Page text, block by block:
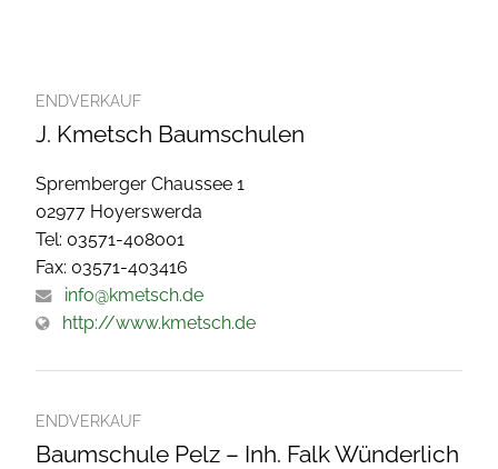
ENDVERKAUF
J. Kmetsch Baumschulen
Spremberger Chaussee 1
02977 Hoyerswerda
Tel: 03571-408001
Fax: 03571-403416
info@kmetsch.de
http://www.kmetsch.de
ENDVERKAUF
Baumschule Pelz – Inh. Falk Wünderlich